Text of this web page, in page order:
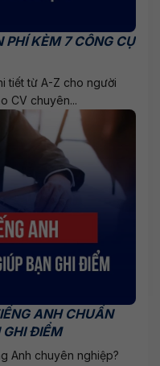
PHÍ KÈM 7 CÔNG CỤ
tiết từ A-Z cho người
CV chuyên...
ANH CHUẨN
GHI ĐIỂM
Anh chuyên nghiệp?